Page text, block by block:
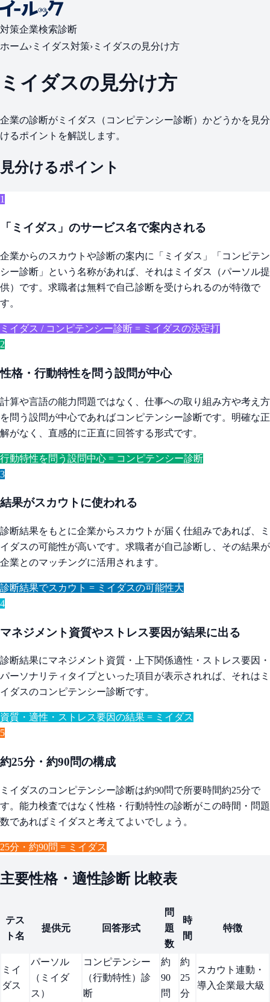
対策企業検索診断
ホーム› ミイダス対策› ミイダスの見分け方
ミイダスの見分け方
企業の診断がミイダス（コンピテンシー診断）かどうかを見分
けるポイントを解説します。
見分けるポイント
1
「ミイダス」のサービス名で案内される
企業からのスカウトや診断の案内に「ミイダス」「コンピテン
シー診断」という名称があれば、それはミイダス（パーソル提
供）です。求職者は無料で自己診断を受けられるのが特徴で
す。
ミイダス / コンピテンシー診断 = ミイダスの決定打
2
性格・行動特性を問う設問が中心
計算や言語の能力問題ではなく、仕事への取り組み方や考え方
を問う設問が中心であればコンピテンシー診断です。明確な正
解がなく、直感的に正直に回答する形式です。
行動特性を問う設問中心 = コンピテンシー診断
3
結果がスカウトに使われる
診断結果をもとに企業からスカウトが届く仕組みであれば、ミ
イダスの可能性が高いです。求職者が自己診断し、その結果が
企業とのマッチングに活用されます。
診断結果でスカウト = ミイダスの可能性大
4
マネジメント資質やストレス要因が結果に出る
診断結果にマネジメント資質・上下関係適性・ストレス要因・
パーソナリティタイプといった項目が表示されれば、それはミ
イダスのコンピテンシー診断です。
資質・適性・ストレス要因の結果 = ミイダス
5
約25分・約90問の構成
ミイダスのコンピテンシー診断は約90問で所要時間約25分で
す。能力検査ではなく性格・行動特性の診断がこの時間・問題
数であればミイダスと考えてよいでしょう。
25分・約90問 = ミイダス
主要性格・適性診断 比較表
テス
ト名
提供元 回答形式
問
題
数
時
間
特徴
ミイ
ダス
パーソル
（ミイダ
ス）
コンピテンシー
（行動特性）診
断
約
90
問
約
25
分
スカウト連動・
導入企業最大級